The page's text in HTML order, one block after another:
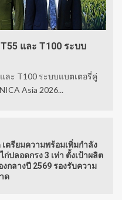
และ T100 ระบบ
ละ T100 ระบบแบตเตอรี่คู่
Asia 2026...
ตรียมความพร้อมเพิ่มกำลัง
ก่ปลอดกรง 3 เท่า ตั้งเป้าผลิต
กลางปี 2569 รองรับความ
ด